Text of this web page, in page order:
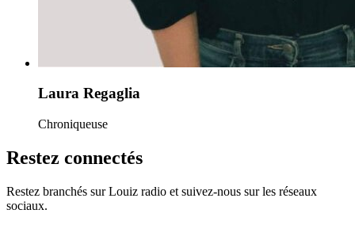
Laura Regaglia
Chroniqueuse
Restez connectés
Restez branchés sur Louiz radio et suivez-nous sur les réseaux
sociaux.